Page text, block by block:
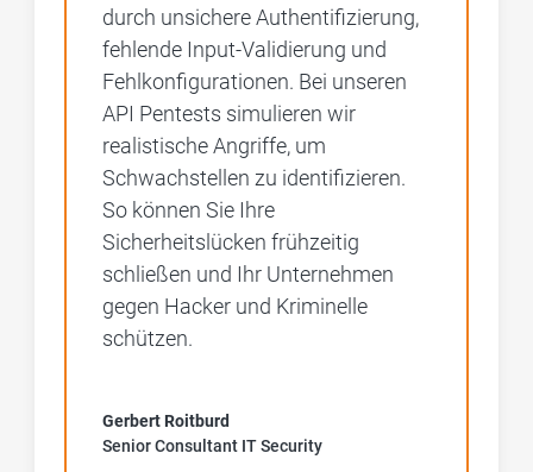
durch unsichere Authentifizierung,
fehlende Input-Validierung und
Fehlkonfigurationen. Bei unseren
API Pentests simulieren wir
realistische Angriffe, um
Schwachstellen zu identifizieren.
So können Sie Ihre
Sicherheitslücken frühzeitig
schließen und Ihr Unternehmen
gegen Hacker und Kriminelle
schützen.
Gerbert Roitburd
Senior Consultant IT Security